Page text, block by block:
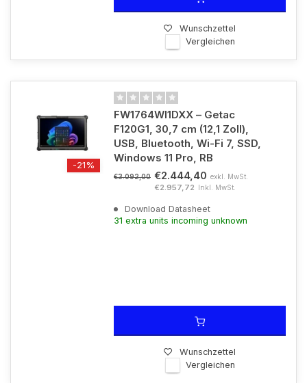
Wunschzettel
Vergleichen
-21%
FW1764WI1DXX – Getac
F120G1, 30,7 cm (12,1 Zoll),
USB, Bluetooth, Wi-Fi 7, SSD,
Windows 11 Pro, RB
€3.092,00 €2.444,40 exkl. MwSt.
€2.957,72 Inkl. MwSt.
Download Datasheet
31 extra units incoming unknown
Wunschzettel
Vergleichen